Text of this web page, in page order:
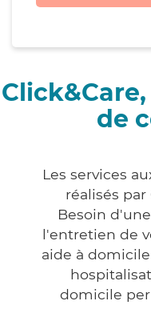
de
Les services
réalisés par
Besoin
l'entretien de
aide à
domicile